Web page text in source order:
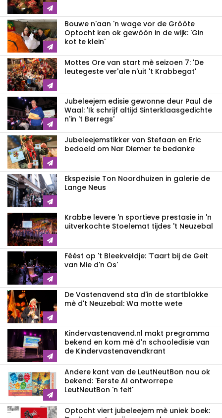
Bouwe n'aan 'n wage vor de Gròòte
Optocht ken ok gewòòn in de wijk: 'Gin
kot te klein'
Mottes Ore van start mè seizoen 7: 'De
leutegeste ver'ale n'uit 't Krabbegat'
Jubeleejem edisie gewonne deur Paul de
Waal: 'Ik schrijf altijd Sinterklaasgedichte
n'in 't Berregs'
Jubeleejemstikker van Stefaan en Eric
bedoeld om Nar Diemer te bedanke
Ekspezisie Ton Noordhuizen in galerie de
Lange Neus
Krabbe levere 'n sportieve prestasie in 'n
uitverkochte Stoelemat tijdes 't Neuzebal
Féést op 't Bleekveldje: 'Taart bij de Geit
van Mie d'n Os'
De Vastenavend sta d'in de startblokke
mè d't Neuzebal: Wa motte wete
Kindervastenavend.nl makt pregramma
bekend en kom mè d'n schooledisie van
de Kindervastenavendkrant
Andere kant van de LeutNeutBon nou ok
bekend: 'Eerste AI ontworrepe
LeutNeutBon 'n feit'
Optocht viert jubeleejem mè uniek boek: